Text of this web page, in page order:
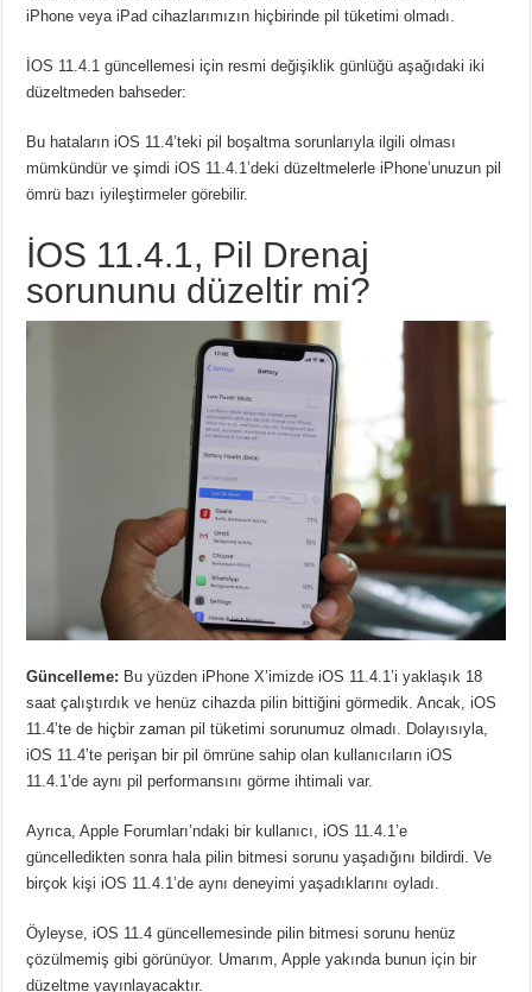
iPhone veya iPad cihazlarımızın hiçbirinde pil tüketimi olmadı.
İOS 11.4.1 güncellemesi için resmi değişiklik günlüğü aşağıdaki iki
düzeltmeden bahseder:
Bu hataların iOS 11.4’teki pil boşaltma sorunlarıyla ilgili olması
mümkündür ve şimdi iOS 11.4.1’deki düzeltmelerle iPhone’unuzun pil
ömrü bazı iyileştirmeler görebilir.
İOS 11.4.1, Pil Drenaj
sorununu düzeltir mi?
Güncelleme: Bu yüzden iPhone X’imizde iOS 11.4.1’i yaklaşık 18
saat çalıştırdık ve henüz cihazda pilin bittiğini görmedik. Ancak, iOS
11.4’te de hiçbir zaman pil tüketimi sorunumuz olmadı. Dolayısıyla,
iOS 11.4’te perişan bir pil ömrüne sahip olan kullanıcıların iOS
11.4.1’de aynı pil performansını görme ihtimali var.
Ayrıca, Apple Forumları’ndaki bir kullanıcı, iOS 11.4.1’e
güncelledikten sonra hala pilin bitmesi sorunu yaşadığını bildirdi. Ve
birçok kişi iOS 11.4.1’de aynı deneyimi yaşadıklarını oyladı.
Öyleyse, iOS 11.4 güncellemesinde pilin bitmesi sorunu henüz
çözülmemiş gibi görünüyor. Umarım, Apple yakında bunun için bir
düzeltme yayınlayacaktır.